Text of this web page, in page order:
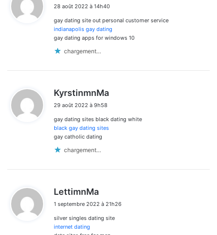
:
28 août 2022 à 14h40
gay dating site out personal customer service
indianapolis gay dating
gay dating apps for windows 10
chargement…
KyrstinmnMa
29 août 2022 à 9h58
gay dating sites black dating white
black gay dating sites
gay catholic dating
chargement…
LettimnMa
t
1 septembre 2022 à 21h26
silver singles dating site
internet dating